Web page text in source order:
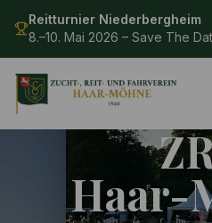
Reitturnier Niederbergheim
8.–10. Mai 2026 – Save The
Haar-